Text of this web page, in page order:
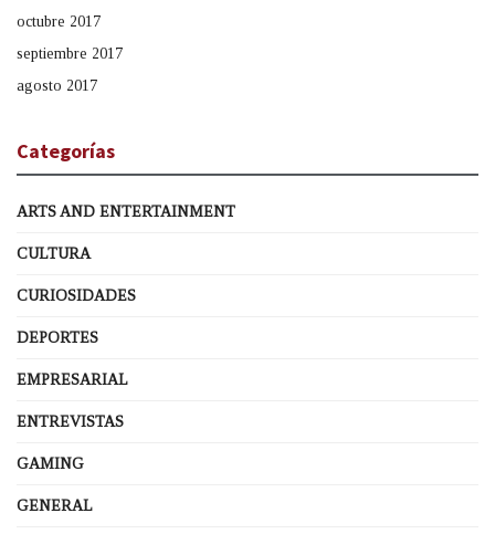
octubre 2017
septiembre 2017
agosto 2017
Categorías
ARTS AND ENTERTAINMENT
CULTURA
CURIOSIDADES
DEPORTES
EMPRESARIAL
ENTREVISTAS
GAMING
GENERAL